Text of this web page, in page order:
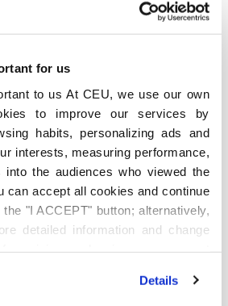
for us
to us At CEU, we use our own
to improve our services by
habits, personalizing ads and
interests, measuring performance,
into the audiences who viewed the
can accept all cookies and continue
"I ACCEPT" button; alternatively,
detailed information and change
Details
Método Pomodoro para
la universidad y cuándo no
funciona
6 de agosto de 2026
predictivo la sostenibilidad